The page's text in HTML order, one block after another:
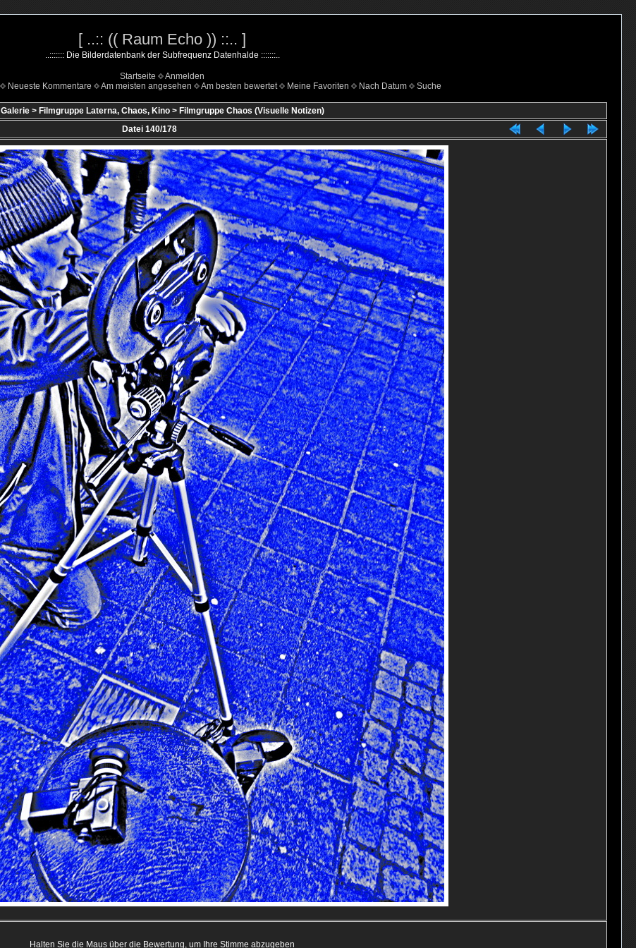
[ ..:: (( Raum Echo )) ::.. ]
..::::::: Die Bilderdatenbank der Subfrequenz Datenhalde :::::::..
Startseite
Anmelden
Neueste Kommentare Am meisten angesehen Am besten bewertet Meine Favoriten Nach Datum Suche
Galerie> Filmgruppe Laterna, Chaos, Kino> Filmgruppe Chaos (Visuelle Notizen)
Datei 140/178
Halten Sie die Maus über die Bewertung, um Ihre Stimme abzugeben